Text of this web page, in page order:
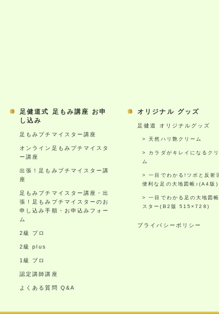
足健道式 足もみ講座 お申
し込み
足もみプチマイスター講座
オンライン足もみプチマイスタ
ー講座
出張！足もみプチマイスター講
座
足もみプチマイスター講座・出
張！足もみプチマイスターのお
申し込み手順・お申込みフォー
ム
2級 プロ
2級 plus
1級 プロ
認定講師講座
よくある質問 Q&A
オリジナル グッズ
足健道 オリジナルグッズ
天然ハリ艶クリーム
カラダがキレイになるク
ム
一目でわかる!ツボと反射
便利な足の大地図帳♪(A4版)
一目でわかる足の大地図
スター(B2版 515×728)
プライバシーポリシー